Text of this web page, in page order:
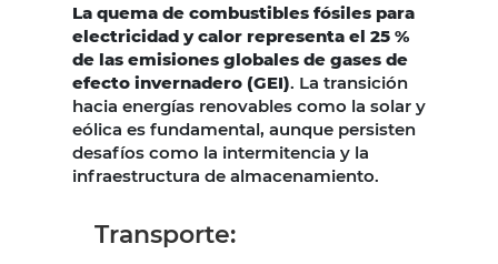
La quema de combustibles fósiles para
electricidad y calor representa el 25 %
de las emisiones globales de gases de
efecto invernadero (GEI). La transición
hacia energías renovables como la solar y
eólica es fundamental, aunque persisten
desafíos como la intermitencia y la
infraestructura de almacenamiento.
Transporte: